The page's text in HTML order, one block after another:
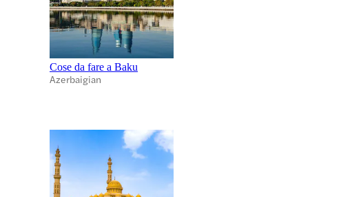
Cose da fare a Baku
Azerbaigian